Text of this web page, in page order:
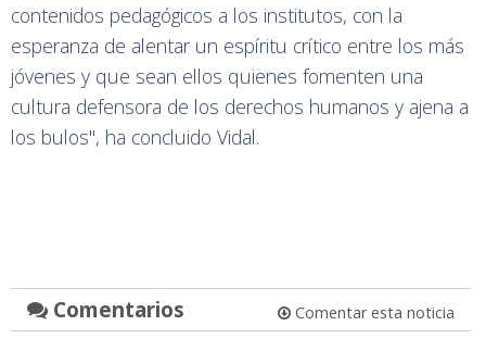
contenidos pedagógicos a los institutos, con la
esperanza de alentar un espíritu crítico entre los más
jóvenes y que sean ellos quienes fomenten una
cultura defensora de los derechos humanos y ajena a
los bulos", ha concluido Vidal.
Comentarios Comentar esta noticia